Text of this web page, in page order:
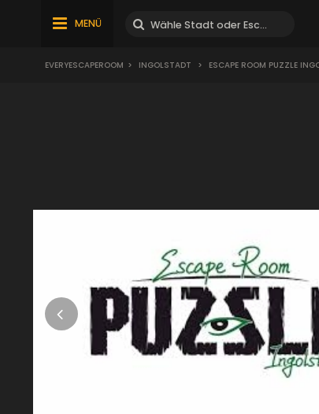
MENÜ
EVERYESCAPEROOM > INGOLSTADT > ESCAPE ROOM PUZZLE